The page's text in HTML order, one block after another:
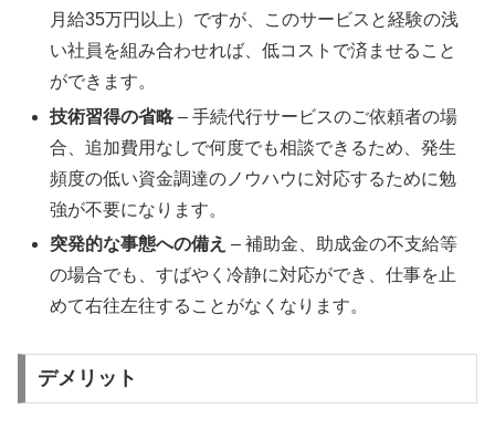
月給35万円以上）ですが、このサービスと経験の浅
い社員を組み合わせれば、低コストで済ませること
ができます。
技術習得の省略– 手続代行サービスのご依頼者の場
合、追加費用なしで何度でも相談できるため、発生
頻度の低い資金調達のノウハウに対応するために勉
強が不要になります。
突発的な事態への備え – 補助金、助成金の不支給等
の場合でも、すばやく冷静に対応ができ、仕事を止
めて右往左往することがなくなります。
デメリット